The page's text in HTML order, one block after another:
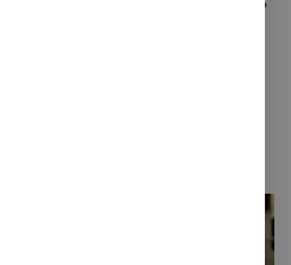
o parcial, i quants
a mantenir un equilibri
que sempre hi hagi
les necessitats de